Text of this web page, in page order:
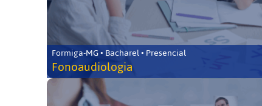
Formiga-MG • Bacharel • Presencial
Fonoaudiologia